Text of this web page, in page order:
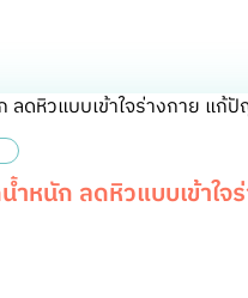
ำหนัก ลดหิวแบบเข้าใ